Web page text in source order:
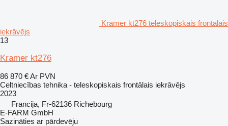
Kramer kt276 teleskopiskais frontālais
iekrāvējs
13
Kramer kt276
86 870 €Ar PVN
Celtniecības tehnika - teleskopiskais frontālais iekrāvējs
2023
Francija, Fr-62136 Richebourg
E-FARM GmbH
Sazināties ar pārdevēju